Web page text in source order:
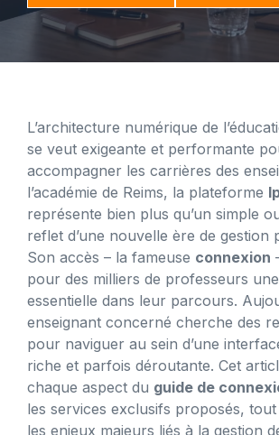
L’architecture numérique de
se veut exigeante et performante
accompagner les carrières des
l’académie de Reims, la plateforme
représente bien plus qu’un simple
reflet d’une nouvelle ère de gestion
Son accès – la fameuse connexion
pour des milliers de professeurs
essentielle dans leur parcours.
enseignant concerné cherche des
pour naviguer au sein d’une
riche et parfois déroutante. Cet
chaque aspect du guide de
les services exclusifs proposés,
les enjeux majeurs liés à la gestion